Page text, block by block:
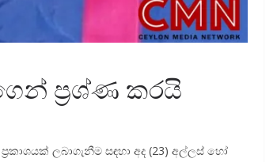
ප්‍රශ්ණ කරයි
ලබාගැනීම සඳහා අද (23) අල්ලස් හෝ